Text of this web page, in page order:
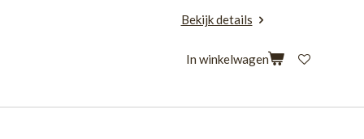
Bekijk details
In winkelwagen